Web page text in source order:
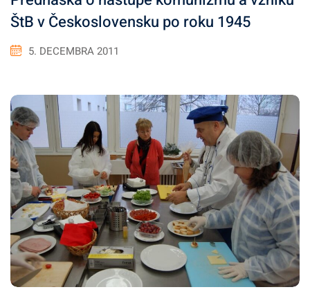
ŠtB v Československu po roku 1945
5. DECEMBRA 2011